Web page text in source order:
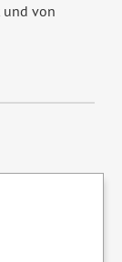
und von